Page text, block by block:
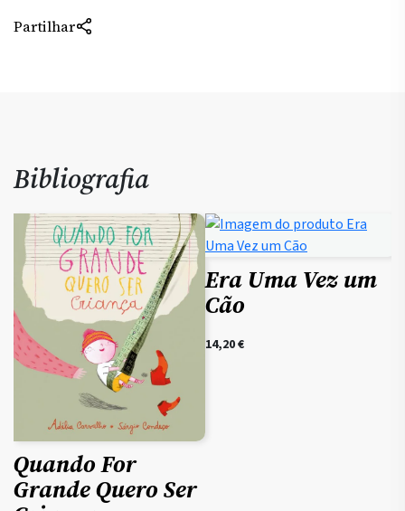
Partilhar
Bibliografia
Quando For
Grande Quero Ser
Era Uma Vez um
Cão
14,20€